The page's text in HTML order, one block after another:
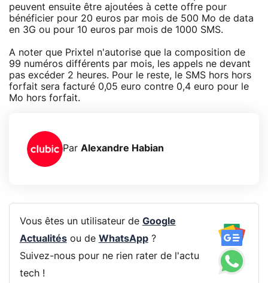
peuvent ensuite être ajoutées à cette offre pour
bénéficier pour 20 euros par mois de 500 Mo de data
en 3G ou pour 10 euros par mois de 1000 SMS.
A noter que Prixtel n'autorise que la composition de
99 numéros différents par mois, les appels ne devant
pas excéder 2 heures. Pour le reste, le SMS hors hors
forfait sera facturé 0,05 euro contre 0,4 euro pour le
Mo hors forfait.
Par Alexandre Habian
Vous êtes un utilisateur de Google
Actualitésou de WhatsApp?
Suivez-nous pour ne rien rater de l'actu
tech !